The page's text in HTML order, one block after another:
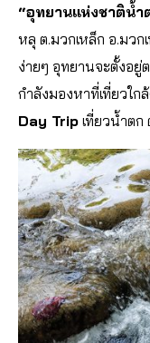
“อุทยานแห่งชาติน้ำ
หลุ ต.มวกเหล็ก อ.มวก
ง่ายๆ อุทยานจะตั้งอยู่
กำลังมองหาที่เที่ยวใก
Day Trip เที่ยวน้ำตก